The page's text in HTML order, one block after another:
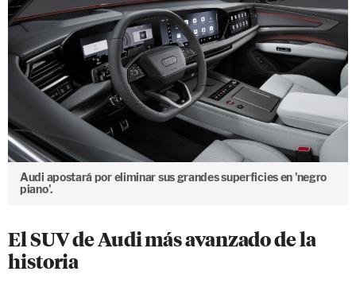
Audi apostará por eliminar sus grandes superficies en 'negro
piano'.
El SUV de Audi más avanzado de la
historia